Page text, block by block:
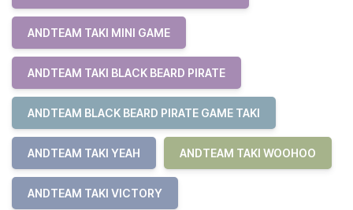
ANDTEAM TAKI MINI GAME
ANDTEAM TAKI BLACK BEARD PIRATE
ANDTEAM BLACK BEARD PIRATE GAME TAKI
ANDTEAM TAKI YEAH ANDTEAM TAKI WOOHOO
ANDTEAM TAKI VICTORY